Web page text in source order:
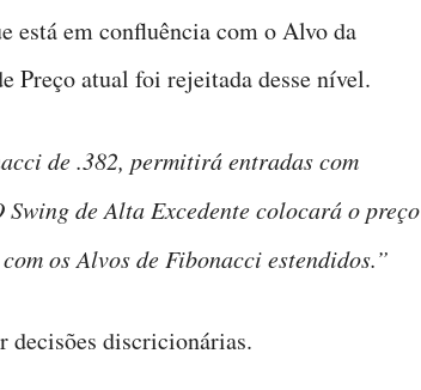
está em confluência com o Alvo da
Preço atual foi rejeitada desse nível.
de .382, permitirá entradas com
de Alta Excedente colocará o preço
os Alvos de Fibonacci estendidos.”
decisões discricionárias.